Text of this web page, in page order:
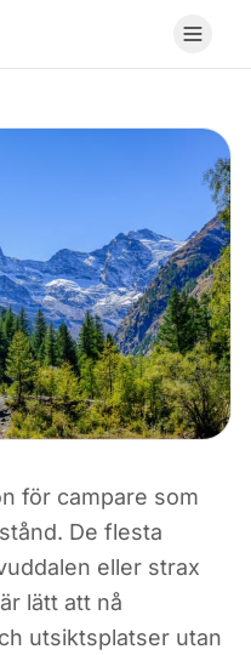
i
för campare som
De flesta
eller strax
lätt att nå
utsiktsplatser utan